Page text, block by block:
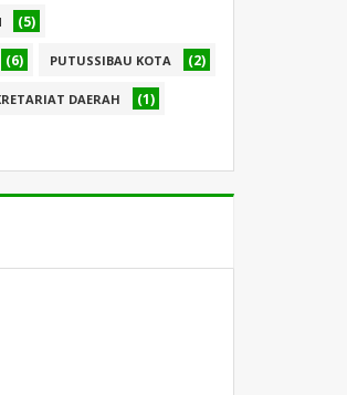
(5)
(6) PUTUSSIBAU KOTA (2)
DAERAH (1)